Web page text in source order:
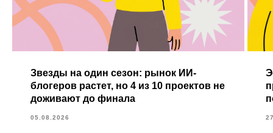
Звезды на один сезон: рынок ИИ-
блогеров растет, но 4 из 10 проектов не
доживают до финала
05.08.2026